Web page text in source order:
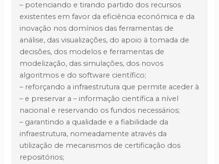
– potenciando e tirando partido dos recursos
existentes em favor da eficiência económica e da
inovação nos domínios das ferramentas de
análise, das visualizações, do apoio à tomada de
decisões, dos modelos e ferramentas de
modelização, das simulações, dos novos
algoritmos e do software científico;
– reforçando a infraestrutura que permite aceder à
– e preservar a – informação científica a nível
nacional e reservando os fundos necessários;
– garantindo a qualidade e a fiabilidade da
infraestrutura, nomeadamente através da
utilização de mecanismos de certificação dos
repositórios;